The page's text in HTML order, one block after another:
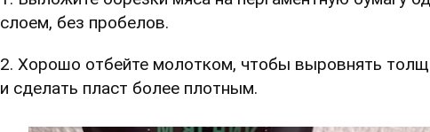
слоем, без пробелов.
2. Хорошо отбейте молотком, чтобы выровнять
и сделать пласт более плотным.